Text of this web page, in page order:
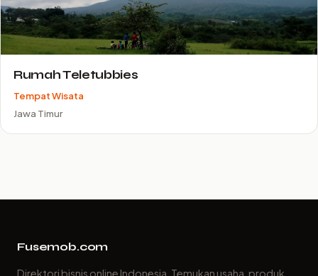
Rumah Teletubbies
Tempat Wisata
Jawa Timur
Fusemob.com
Direktori bisnis online Indonesia. Temukan usaha, produk,